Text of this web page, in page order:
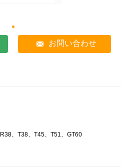
お問い合わせ
、T38、T45、T51、GT60